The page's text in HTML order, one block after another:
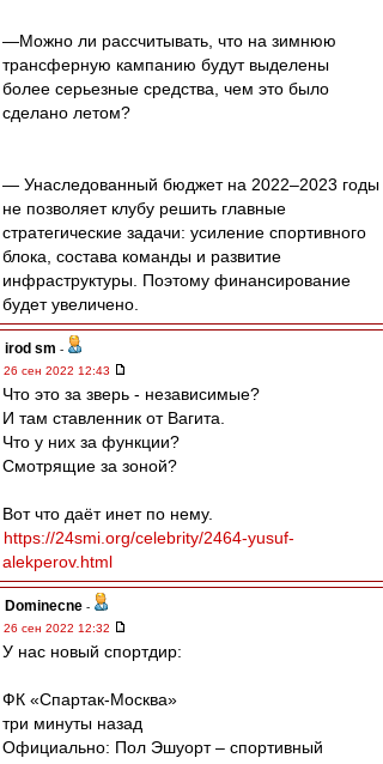
—Можно ли рассчитывать, что на зимнюю
трансферную кампанию будут выделены
более серьезные средства, чем это было
сделано летом?
— Унаследованный бюджет на 2022–2023 годы
не позволяет клубу решить главные
стратегические задачи: усиление спортивного
блока, состава команды и развитие
инфраструктуры. Поэтому финансирование
будет увеличено.
irod sm -
26 сен 2022 12:43
Что это за зверь - независимые?
И там ставленник от Вагита.
Что у них за функции?
Смотрящие за зоной?
Вот что даёт инет по нему.
https://24smi.org/celebrity/2464-yusuf-
alekperov.html
Dominecne -
26 сен 2022 12:32
У нас новый спортдир:
ФК «Спартак-Москва»
три минуты назад
Официально: Пол Эшуорт – спортивный